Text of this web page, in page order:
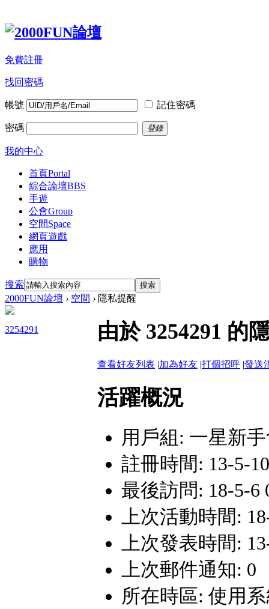
免費註冊
找回密碼
帳號 記住密碼
密碼 登錄
我的中心
首頁Portal
綜合論壇BBS
手遊
公會Group
空間Space
網頁遊戲
應用
購物
搜索 搜索
2000FUN論壇 › 空間 › 隱私提醒
3254291 由於 3254291 的
查看好友列表 |加為好友 |打個招呼 |發送
活躍概況
用戶組: 一星新
註冊時間: 13-5-
最後訪問: 18-5-6
上次活動時間:
上次發表時間:
上次郵件通知: 0
所在時區: 使用